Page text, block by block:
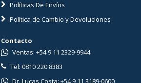
Políticas De Envíos
Política de Cambio y Devoluciones
Contacto
Ventas: +54 9 11 2329-9944
Tel: 0810 220 8383
Dr. Lucas Costa: +54 9 11 3189-0600